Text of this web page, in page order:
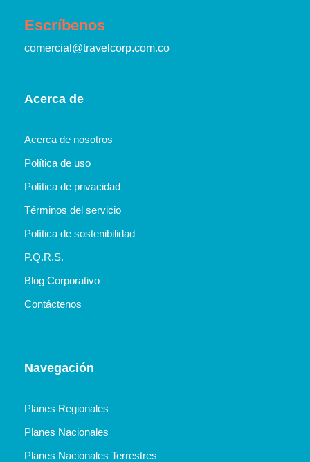
Escríbenos
comercial@travelcorp.com.co
Acerca de
Acerca de nosotros
Política de uso
Política de privacidad
Términos del servicio
Política de sostenibilidad
P.Q.R.S.
Blog Corporativo
Contáctenos
Navegación
Planes Regionales
Planes Nacionales
Planes Nacionales Terrestres